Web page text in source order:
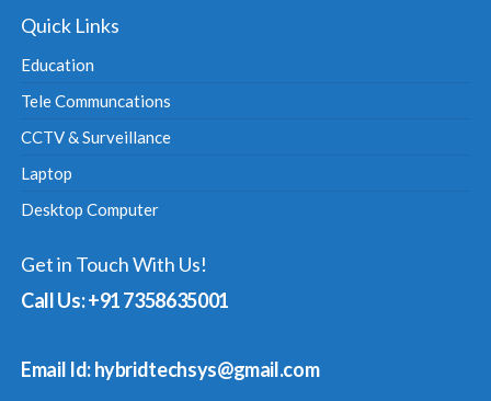
Quick Links
Education
Tele Communcations
CCTV & Surveillance
Laptop
Desktop Computer
Get in Touch With Us!
Call Us: +91 7358635001
Email Id: hybridtechsys@gmail.com